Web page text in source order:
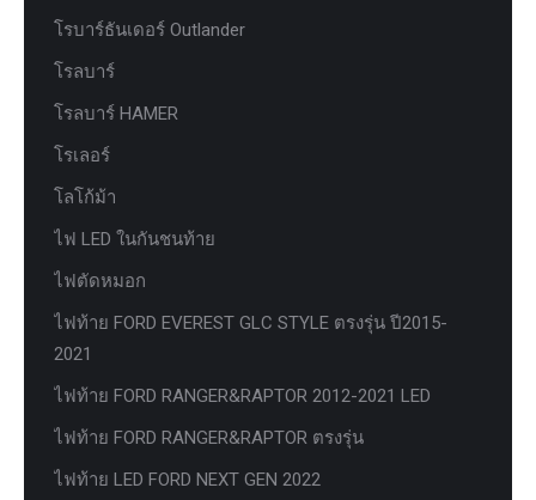
โรบาร์ธันเดอร์ Outlander
โรลบาร์
โรลบาร์ HAMER
โรเลอร์
โลโก้ม้า
ไฟ LED ในกันชนท้าย
ไฟตัดหมอก
ไฟท้าย FORD EVEREST GLC STYLE ตรงรุ่น ปี2015-
2021
ไฟท้าย FORD RANGER&RAPTOR 2012-2021 LED
ไฟท้าย FORD RANGER&RAPTOR ตรงรุ่น
ไฟท้าย LED FORD NEXT GEN 2022